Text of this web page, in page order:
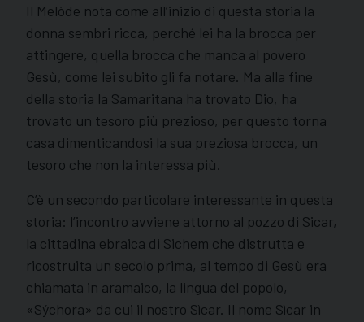
Il Melòde nota come all’inizio di questa storia la
donna sembri ricca, perché lei ha la brocca per
attingere, quella brocca che manca al povero
Gesù, come lei subito gli fa notare. Ma alla fine
della storia la Samaritana ha trovato Dio, ha
trovato un tesoro più prezioso, per questo torna
casa dimenticandosi la sua preziosa brocca, un
tesoro che non la interessa più.
C’è un secondo particolare interessante in questa
storia: l’incontro avviene attorno al pozzo di Sicar,
la cittadina ebraica di Sichem che distrutta e
ricostruita un secolo prima, al tempo di Gesù era
chiamata in aramaico, la lingua del popolo,
«Sýchora» da cui il nostro Sìcar. Il nome Sìcar in